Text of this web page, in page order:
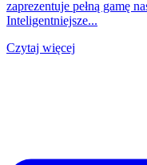
zaprezentuje pełną gamę
Inteligentniejsze...
Czytaj więcej